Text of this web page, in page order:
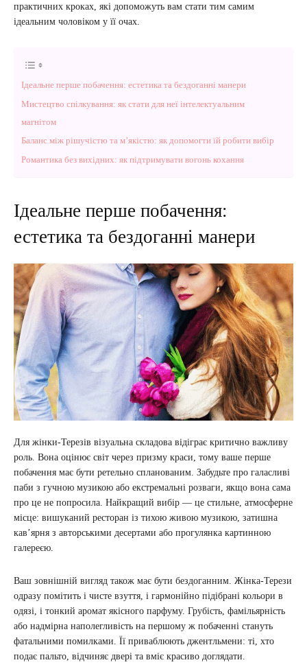
практичних кроках, які допоможуть вам стати тим самим
ідеальним чоловіком у її очах.
Ідеальне перше побачення: естетика та бездоганні манери
Мистецтво спілкування: як стати для неї інтелектуальним
магнітом
Баланс між рішучістю та м’якістю: як допомогти їй робити вибір
Романтика без вихідних: як підтримувати вогонь кохання
Ідеальне перше побачення:
естетика та бездоганні манери
Для жінки-Терезів візуальна складова відіграє критично важливу
роль. Вона оцінює світ через призму краси, тому ваше перше
побачення має бути ретельно спланованим. Забудьте про галасливі
паби з гучною музикою або екстремальні розваги, якщо вона сама
про це не попросила. Найкращий вибір — це стильне, атмосферне
місце: вишуканий ресторан із тихою живою музикою, затишна
кав’ярня з авторськими десертами або прогулянка картинною
галереєю.
Ваш зовнішній вигляд також має бути бездоганним. Жінка-Терези
одразу помітить і чисте взуття, і гармонійно підібрані кольори в
одязі, і тонкий аромат якісного парфуму. Грубість, фамільярність
або надмірна наполегливість на першому ж побаченні стануть
фатальними помилками. Її приваблюють джентльмени: ті, хто
подає пальто, відчиняє двері та вміє красиво доглядати.